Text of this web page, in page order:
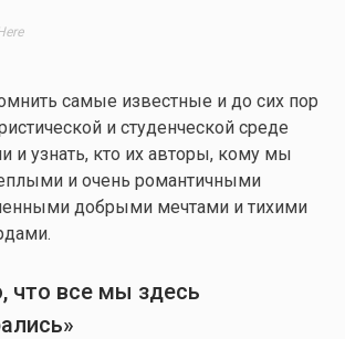
самые известные и до сих пор
и студенческой среде
и узнать, кто их авторы, кому мы
и очень романтичными
добрыми мечтами и тихими
что все мы здесь